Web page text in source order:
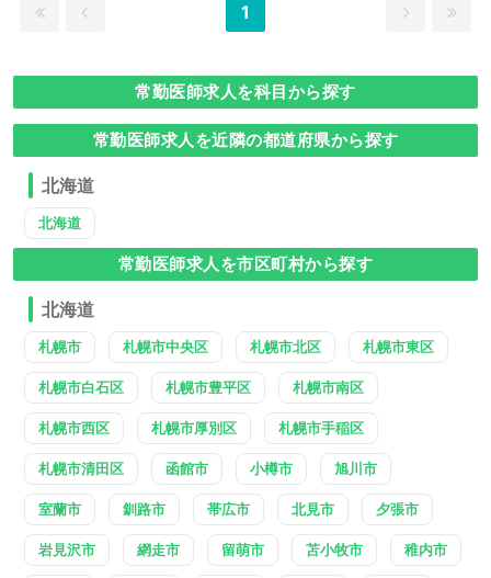
1
常勤医師求人を科目から探す
常勤医師求人を近隣の都道府県から探す
北海道
北海道
常勤医師求人を市区町村から探す
北海道
札幌市 札幌市中央区 札幌市北区 札幌市東区
札幌市白石区 札幌市豊平区 札幌市南区
札幌市西区 札幌市厚別区 札幌市手稲区
札幌市清田区 函館市 小樽市 旭川市
室蘭市 釧路市 帯広市 北見市 夕張市
岩見沢市 網走市 留萌市 苫小牧市 稚内市